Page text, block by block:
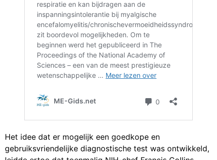
Het idee dat er mogelijk een goedkope en
gebruiksvriendelijke diagnostische test was ontwikkeld,